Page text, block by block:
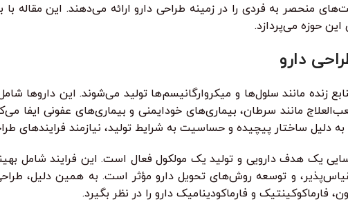
منحصر به فردی را در زمینه طراحی دارو ارائه می‌دهند. این مقاله با
حوزه می‌پردازد.
دارو
زنده مانند سلول‌ها و میکروارگانیسم‌ها تولید می‌شوند. این داروها
مانند سرطان، بیماری‌های خودایمنی و بیماری‌های عفونی ایفا
دلیل ساختار پیچیده و حساسیت به شرایط تولید، نیازمند فرایندهای
یک هدف دارویی و تولید یک مولکول فعال است. این فرایند شامل
و توسعه روش‌های تحویل دارو مؤثر است. به همین دلیل،
فارماکوکینتیک و فارماکودینامیک دارو را در نظر بگیرد.